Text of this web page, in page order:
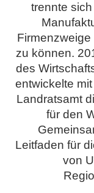
trennte
zu können.
des
entwickelte
Landratsamt
für den
Leitfaden für
von